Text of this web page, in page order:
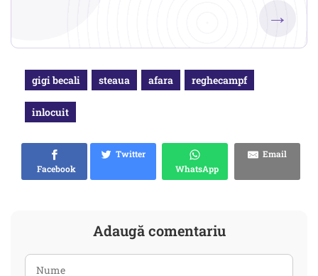
→
gigi becali steaua afara reghecampf
inlocuit
Facebook
Twitter
WhatsApp
Email
Adaugă comentariu